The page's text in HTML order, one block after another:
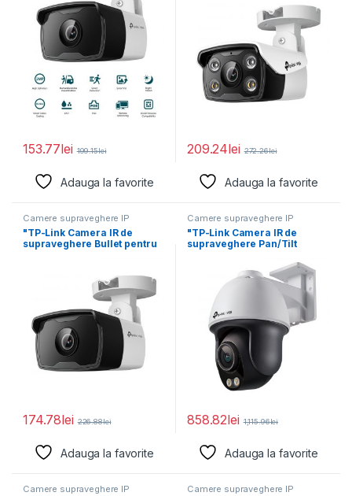
153.77lei 199.15lei
Adauga la favorite
209.24lei 272.26lei
Adauga la favorite
Camere supraveghere IP
"TP-Link Camera IR de
supraveghere Bullet pentru
174.78lei 226.88lei
Adauga la favorite
Camere supraveghere IP
"TP-Link Camera IR de
supraveghere Pan/Tilt
858.82lei 1,115.96lei
Adauga la favorite
Camere supraveghere IP Camere supraveghere IP